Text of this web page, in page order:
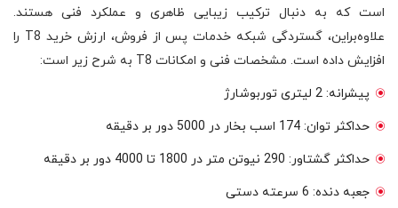
است که به دنبال ترکیب زیبایی ظاهری و عملکرد فنی هستند.
علاوه‌براین، گستردگی شبکه خدمات پس از فروش، ارزش خرید T8 را
افزایش داده است. مشخصات فنی و امکانات T8 به شرح زیر است:
پیشرانه: 2 لیتری توربوشارژ
حداکثر توان: 174 اسب بخار در 5000 دور بر دقیقه
حداکثر گشتاور: 290 نیوتن متر در 1800 تا 4000 دور بر دقیقه
جعبه دنده: 6 سرعته دستی